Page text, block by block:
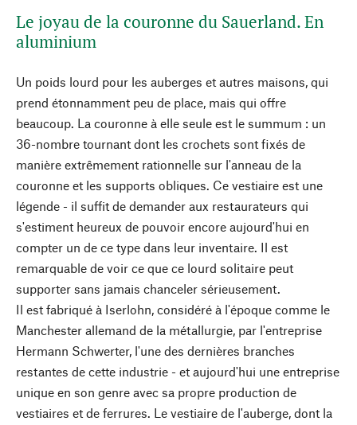
Le joyau de la couronne du Sauerland. En
aluminium
Un poids lourd pour les auberges et autres maisons, qui
prend étonnamment peu de place, mais qui offre
beaucoup. La couronne à elle seule est le summum : un
36-nombre tournant dont les crochets sont fixés de
manière extrêmement rationnelle sur l'anneau de la
couronne et les supports obliques. Ce vestiaire est une
légende - il suffit de demander aux restaurateurs qui
s'estiment heureux de pouvoir encore aujourd'hui en
compter un de ce type dans leur inventaire. Il est
remarquable de voir ce que ce lourd solitaire peut
supporter sans jamais chanceler sérieusement.
Il est fabriqué à Iserlohn, considéré à l'époque comme le
Manchester allemand de la métallurgie, par l'entreprise
Hermann Schwerter, l'une des dernières branches
restantes de cette industrie - et aujourd'hui une entreprise
unique en son genre avec sa propre production de
vestiaires et de ferrures. Le vestiaire de l'auberge, dont la